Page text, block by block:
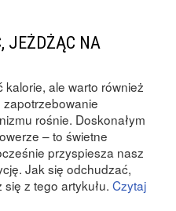
JEŻDŻĄC NA
ale warto również
rośnie. Doskonałym
– to świetne
przyspiesza nasz
Jak się odchudzać,
z tego artykułu. Czytaj